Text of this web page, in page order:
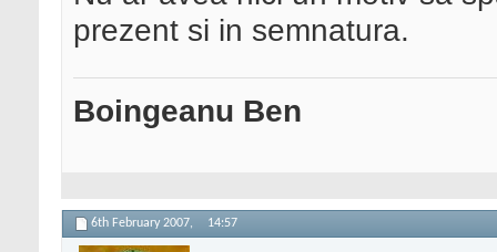
prezent si in semnatura.
Boingeanu Ben
6th February 2007, 14:57